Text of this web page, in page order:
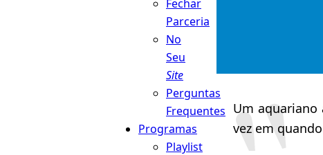
Fechar
Parceria
No
Seu
Site
Perguntas
Frequentes
Programas
Playlist
Um
vez em